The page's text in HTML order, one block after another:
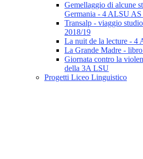
Gemellaggio di alcune
Germania - 4 ALSU AS
Transalp - viaggio
2018/19
La nuit de la lecture - 4
La Grande Madre -
Giornata contro la
della 3A LSU
Progetti Liceo Linguistico